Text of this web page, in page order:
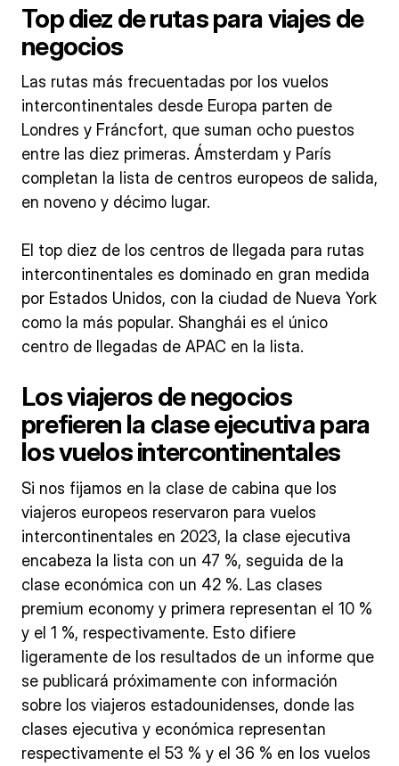
Top diez de rutas para viajes de
negocios
Las rutas más frecuentadas por los vuelos
intercontinentales desde Europa parten de
Londres y Fráncfort, que suman ocho puestos
entre las diez primeras. Ámsterdam y París
completan la lista de centros europeos de salida,
en noveno y décimo lugar.
El top diez de los centros de llegada para rutas
intercontinentales es dominado en gran medida
por Estados Unidos, con la ciudad de Nueva York
como la más popular. Shanghái es el único
centro de llegadas de APAC en la lista.
Los viajeros de negocios
prefieren la clase ejecutiva para
los vuelos intercontinentales
Si nos fijamos en la clase de cabina que los
viajeros europeos reservaron para vuelos
intercontinentales en 2023, la clase ejecutiva
encabeza la lista con un 47 %, seguida de la
clase económica con un 42 %. Las clases
premium economy y primera representan el 10 %
y el 1 %, respectivamente. Esto difiere
ligeramente de los resultados de un informe que
se publicará próximamente con información
sobre los viajeros estadounidenses, donde las
clases ejecutiva y económica representan
respectivamente el 53 % y el 36 % en los vuelos